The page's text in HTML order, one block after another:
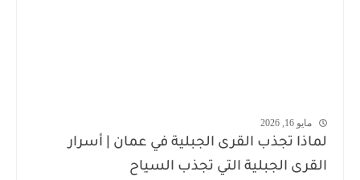
مايو 16, 2026
لماذا تجذب القرى الجبلية في عمان | أسرار
القرى الجبلية التي تجذب السياح